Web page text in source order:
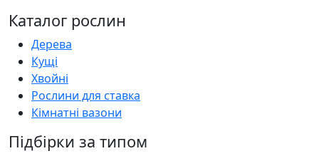
Каталог рослин
Дерева
Кущі
Хвойні
Рослини для ставка
Кімнатні вазони
Підбірки за типом